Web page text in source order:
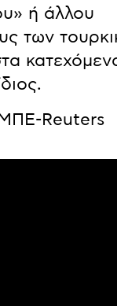
ή άλλου
των
Reuters